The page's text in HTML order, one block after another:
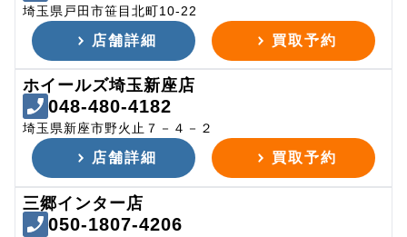
埼玉県戸田市笹目北町10-22
店舗詳細 買取予約
ホイールズ埼玉新座店
048-480-4182
埼玉県新座市野火止７－４－２
店舗詳細 買取予約
三郷インター店
050-1807-4206